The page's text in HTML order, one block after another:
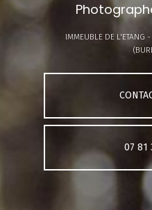
IMMEUBLE DE L'ETANG -
07 81